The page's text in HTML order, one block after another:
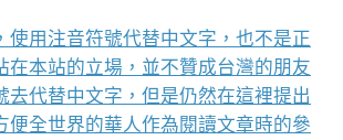
使用注音符號代替中文字，也不是正
在本站的立場，並不贊成台灣的朋友
去代替中文字，但是仍然在這裡提出
便全世界的華人作為閱讀文章時的參